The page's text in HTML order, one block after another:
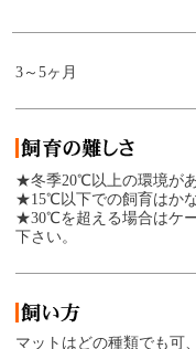
3～5ヶ月
★冬季20℃以上の環境が
★15℃以下での飼育はかな
★30℃を超える場合はケ
下さい。
マットはどの種類でも可